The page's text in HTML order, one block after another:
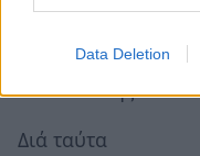
Data Deletion
ηθική και
δικαιοσύνης.
Διά ταύτα